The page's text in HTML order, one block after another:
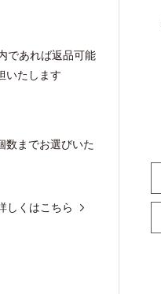
であれば返品可能
いたします
数までお選びいた
しくはこちら